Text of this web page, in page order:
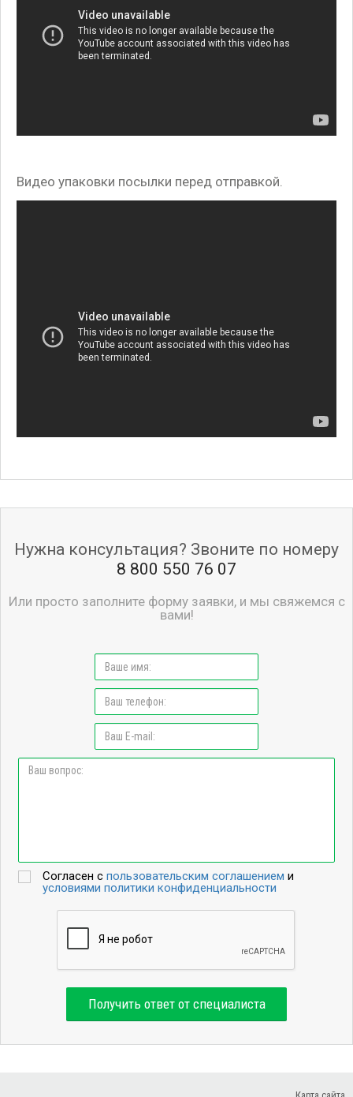
Видео упаковки посылки перед отправкой.
Нужна консультация? Звоните по номеру
8 800 550 76 07
Или просто заполните форму заявки, и мы свяжемся с
вами!
Согласен спользовательским соглашением и
условиями политики конфиденциальности
Получить ответ от специалиста